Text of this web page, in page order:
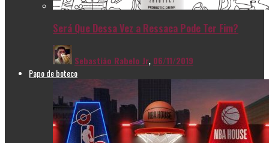
Será Que Dessa Vez a Ressaca Pode Ter Fim?
Sebastião Rabelo Jr, 06/11/2019
Papo de boteco